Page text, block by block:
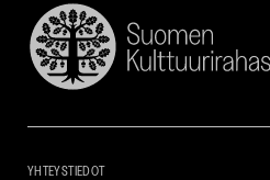
Suomen
Kulttuurirahasto
YHTEYSTIEDOT